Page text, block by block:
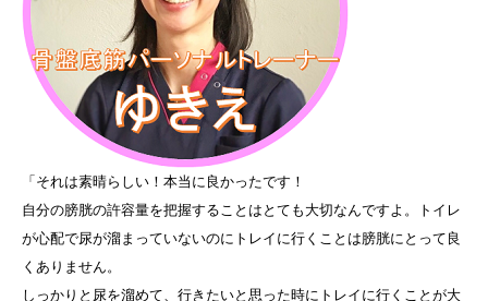
「それは素晴らしい！本当に良かったです！
自分の膀胱の許容量を把握することはとても大切なんですよ。トイレ
が心配で尿が溜まっていないのにトレイに行くことは膀胱にとって良
くありません。
しっかりと尿を溜めて、行きたいと思った時にトレイに行くことが大